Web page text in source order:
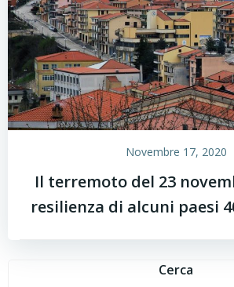
Novembre 17, 2020
Il terremoto del 23
resilienza di alcuni paesi
Cerca